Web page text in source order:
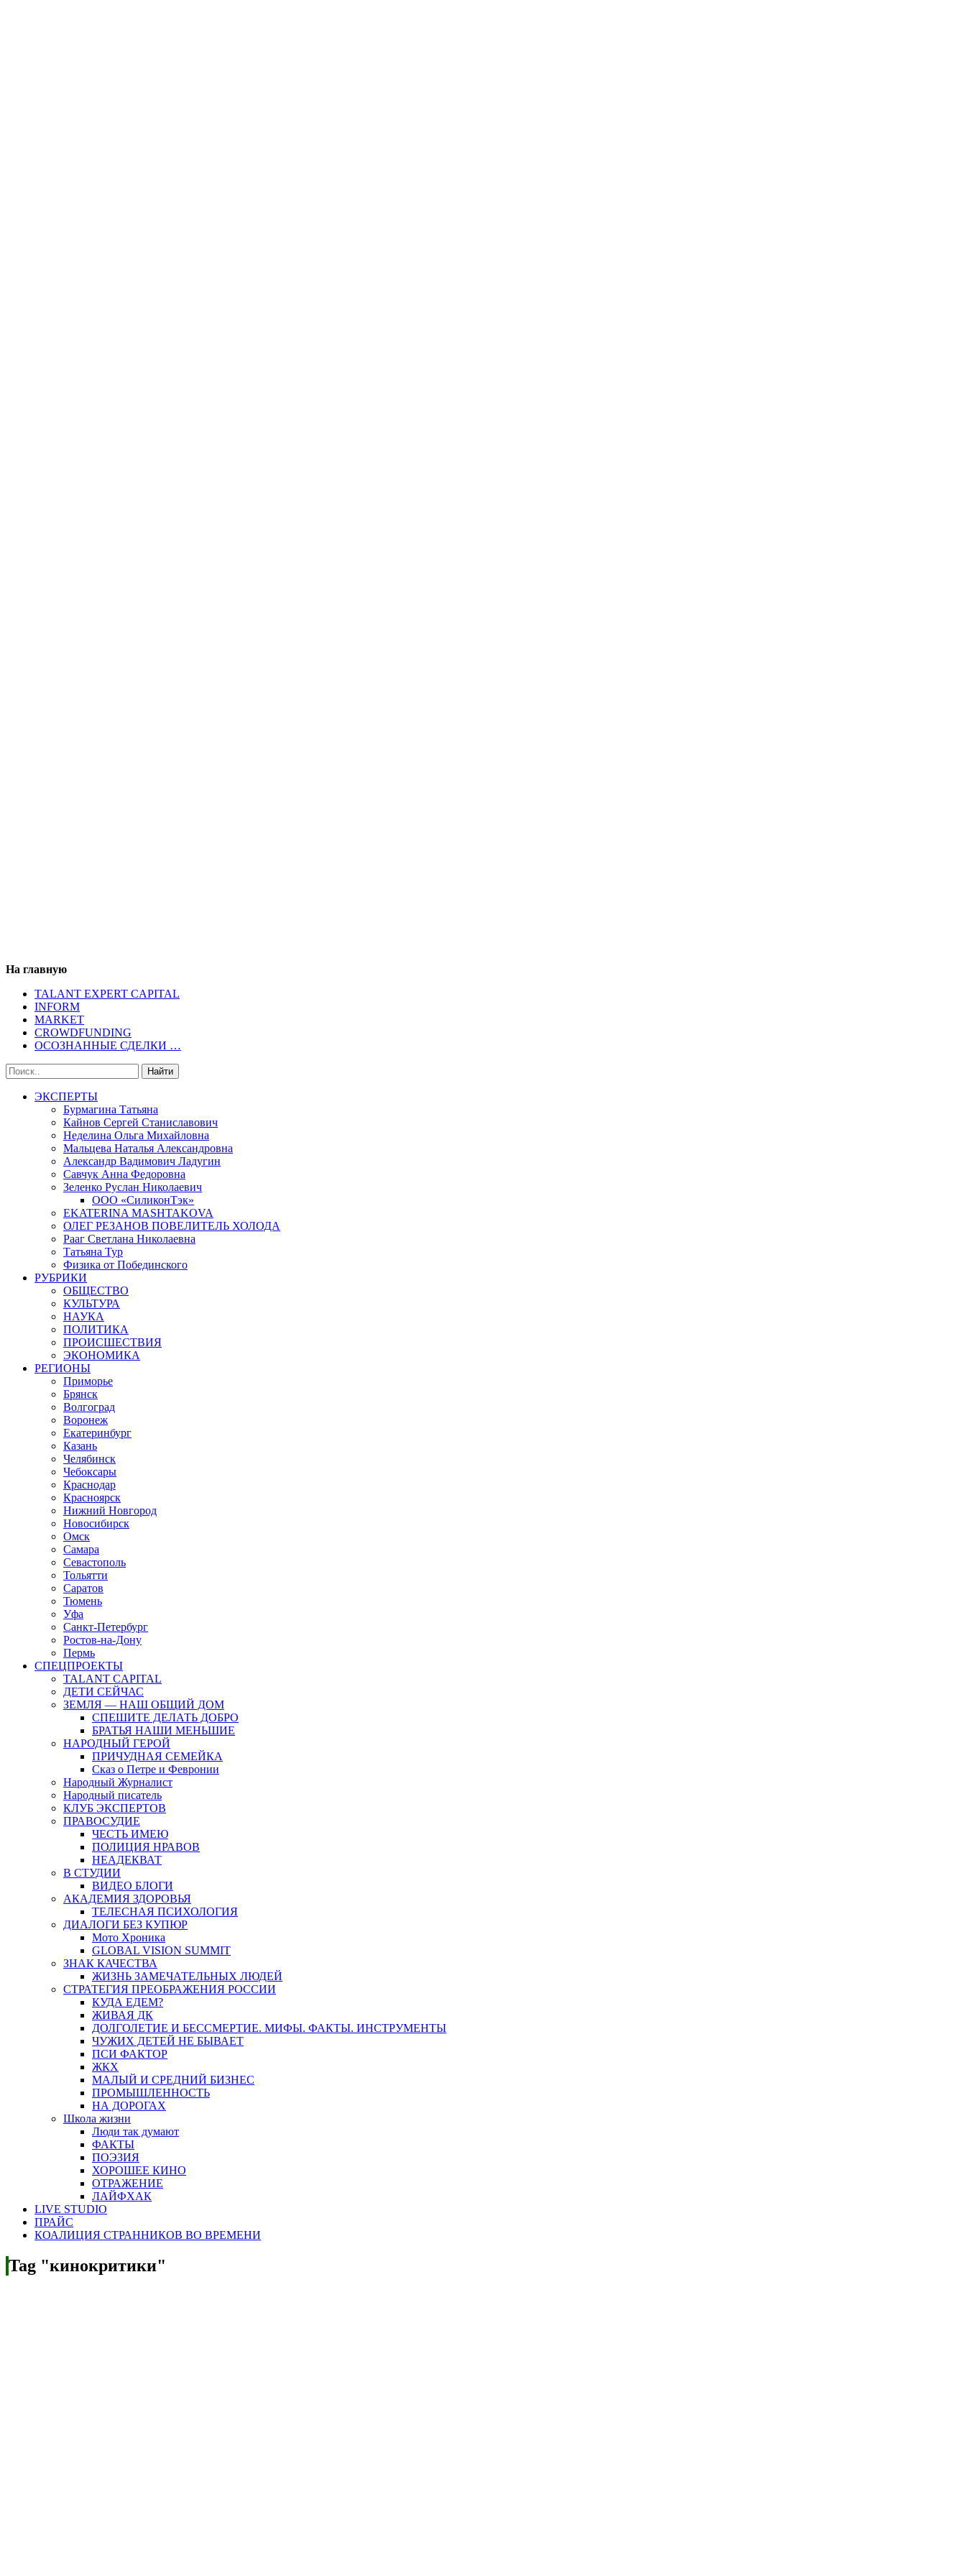
На главную
TALANT EXPERT CAPITAL
INFORM
MARKET
CROWDFUNDING
ОСОЗНАННЫЕ СДЕЛКИ …
ЭКСПЕРТЫ
Бурмагина Татьяна
Кайнов Сергей Станиславович
Неделина Ольга Михайловна
Мальцева Наталья Александровна
Александр Вадимович Ладугин
Савчук Анна Федоровна
Зеленко Руслан Николаевич
ООО «СиликонТэк»
EKATERINA MASHTAKOVA
ОЛЕГ РЕЗАНОВ ПОВЕЛИТЕЛЬ ХОЛОДА
Рааг Светлана Николаевна
Татьяна Тур
Физика от Побединского
РУБРИКИ
ОБЩЕСТВО
КУЛЬТУРА
НАУКА
ПОЛИТИКА
ПРОИСШЕСТВИЯ
ЭКОНОМИКА
РЕГИОНЫ
Приморье
Брянск
Волгоград
Воронеж
Екатеринбург
Казань
Челябинск
Чебоксары
Краснодар
Красноярск
Нижний Новгород
Новосибирск
Омск
Самара
Севастополь
Тольятти
Саратов
Тюмень
Уфа
Санкт-Петербург
Ростов-на-Дону
Пермь
СПЕЦПРОЕКТЫ
TALANT CAPITAL
ДЕТИ СЕЙЧАС
ЗЕМЛЯ — НАШ ОБЩИЙ ДОМ
СПЕШИТЕ ДЕЛАТЬ ДОБРО
БРАТЬЯ НАШИ МЕНЬШИЕ
НАРОДНЫЙ ГЕРОЙ
ПРИЧУДНАЯ СЕМЕЙКА
Сказ о Петре и Февронии
Народный Журналист
Народный писатель
КЛУБ ЭКСПЕРТОВ
ПРАВОСУДИЕ
ЧЕСТЬ ИМЕЮ
ПОЛИЦИЯ НРАВОВ
НЕАДЕКВАТ
В СТУДИИ
ВИДЕО БЛОГИ
АКАДЕМИЯ ЗДОРОВЬЯ
ТЕЛЕСНАЯ ПСИХОЛОГИЯ
ДИАЛОГИ БЕЗ КУПЮР
Мото Хроника
GLOBAL VISION SUMMIT
ЗНАК КАЧЕСТВА
ЖИЗНЬ ЗАМЕЧАТЕЛЬНЫХ ЛЮДЕЙ
СТРАТЕГИЯ ПРЕОБРАЖЕНИЯ РОССИИ
КУДА ЕДЕМ?
ЖИВАЯ ДК
ДОЛГОЛЕТИЕ И БЕССМЕРТИЕ. МИФЫ. ФАКТЫ. ИНСТРУМЕНТЫ
ЧУЖИХ ДЕТЕЙ НЕ БЫВАЕТ
ПСИ ФАКТОР
ЖКХ
МАЛЫЙ И СРЕДНИЙ БИЗНЕС
ПРОМЫШЛЕННОСТЬ
НА ДОРОГАХ
Школа жизни
Люди так думают
ФАКТЫ
ПОЭЗИЯ
ХОРОШЕЕ КИНО
ОТРАЖЕНИЕ
ЛАЙФХАК
LIVE STUDIO
ПРАЙС
КОАЛИЦИЯ СТРАННИКОВ ВО ВРЕМЕНИ
Tag "кинокритики"